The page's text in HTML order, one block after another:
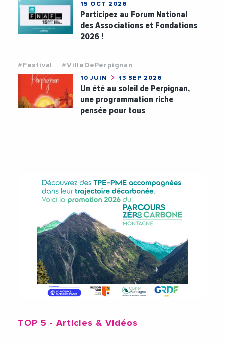
15 OCT 2026
Participez au Forum National
des Associations et Fondations
2026 !
#Festival #VilleDePerpignan
10 JUIN 13 SEP 2026
Un été au soleil de Perpignan,
une programmation riche
pensée pour tous
TOP 5 - Articles & Vidéos